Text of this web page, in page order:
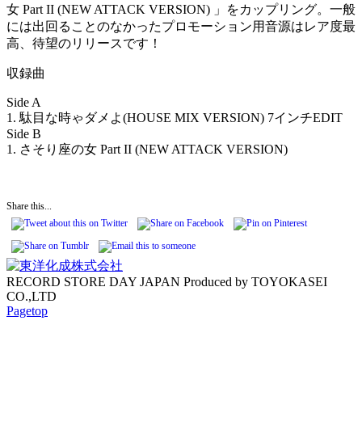
女 Part II (NEW ATTACK VERSION) 」をカップリング。一般
には出回ることのなかったプロモーション用音源はレア度最
高、待望のリリースです！
収録曲
Side A
1. 駄目な時ゃダメよ(HOUSE MIX VERSION) 7インチEDIT
Side B
1. さそり座の女 Part II (NEW ATTACK VERSION)
Share this...
RECORD STORE DAY JAPAN Produced by TOYOKASEI
CO.,LTD
Pagetop